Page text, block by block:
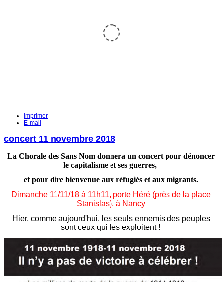
UN MONDE
LES
VIVE LA
COMMUNE,
SOCIALE
18 MARS
Lire la suite
Imprimer
E-mail
concert 11 novembre 2018
La Chorale des Sans Nom donnera un concert pour dénoncer
le capitalisme et ses guerres,
et pour dire bienvenue aux réfugiés et aux migrants.
Dimanche 11/11/18 à 11h11, porte Héré (près de la place
Stanislas), à Nancy
Hier, comme aujourd'hui, les seuls ennemis des peuples
sont ceux qui les exploitent !